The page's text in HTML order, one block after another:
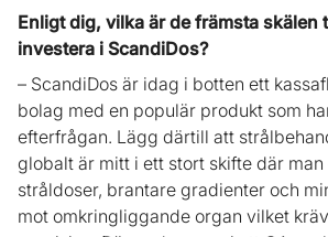
Enligt dig, vilka är de främsta skälen
investera i ScandiDos?
– ScandiDos är idag i botten ett
bolag med en populär produkt som
efterfrågan. Lägg därtill att
globalt är mitt i ett stort skifte där
stråldoser, brantare gradienter och
mot omkringliggande organ vilket